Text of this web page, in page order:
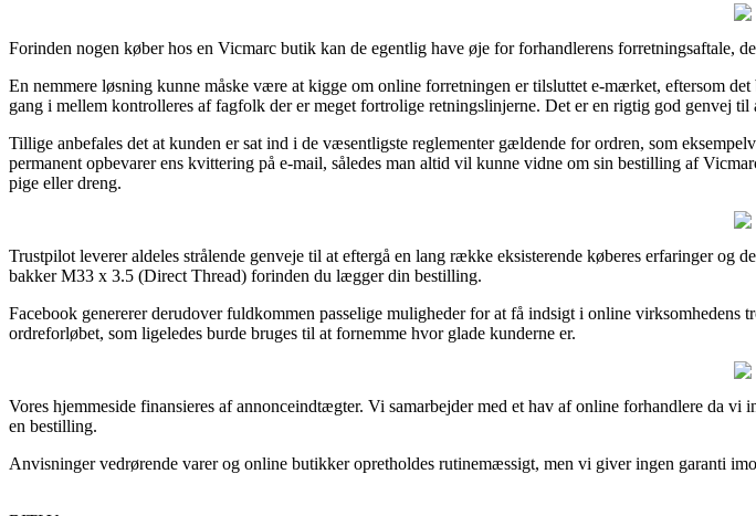
Forinden nogen køber hos en Vicmarc butik kan de egentlig have øje for forhandlerens forretningsaftale,
En nemmere løsning kunne måske være at kigge om online forretningen er tilsluttet e-mærket, eftersom
gang i mellem kontrolleres af fagfolk der er meget fortrolige retningslinjerne. Det er en rigtig god genvej
Tillige anbefales det at kunden er sat ind i de væsentligste reglementer gældende for ordren, som
permanent opbevarer ens kvittering på e-mail, således man altid vil kunne vidne om sin bestilling af
pige eller dreng.
Trustpilot leverer aldeles strålende genveje til at eftergå en lang række eksisterende køberes erfaringer
bakker M33 x 3.5 (Direct Thread) forinden du lægger din bestilling.
Facebook genererer derudover fuldkommen passelige muligheder for at få indsigt i online
ordreforløbet, som ligeledes burde bruges til at fornemme hvor glade kunderne er.
Vores hjemmeside finansieres af annonceindtægter. Vi samarbejder med et hav af online forhandlere da
en bestilling.
Anvisninger vedrørende varer og online butikker opretholdes rutinemæssigt, men vi giver ingen garanti